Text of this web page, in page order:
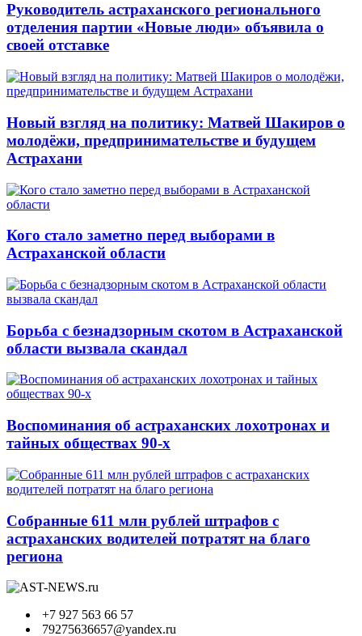
Руководитель астраханского регионального
отделения партии «Новые люди» объявила о
своей отставке
Новый взгляд на политику: Матвей Шакиров о
молодёжи, предпринимательстве и будущем
Астрахани
Кого стало заметно перед выборами в
Астраханской области
Борьба с безнадзорным скотом в Астраханской
области вызвала скандал
Воспоминания об астраханских лохотронах и
тайных обществах 90-х
Собранные 611 млн рублей штрафов с
астраханских водителей потратят на благо
региона
+7 927 563 66 57
79275636657@yandex.ru